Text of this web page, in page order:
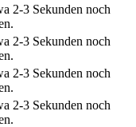
2-3 Sekunden noch
2-3 Sekunden noch
2-3 Sekunden noch
2-3 Sekunden noch